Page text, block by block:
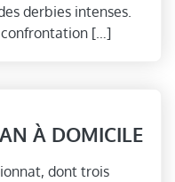
derbies intenses.
confrontation […]
À DOMICILE
dont trois